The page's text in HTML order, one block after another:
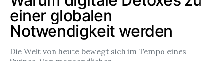
einer globalen
Notwendigkeit werden
Die Welt von heute bewegt sich im Tempo eines